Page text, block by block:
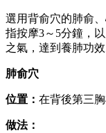
選用背俞穴的肺俞
指按摩3～5分鐘，
之氣，達到養肺功效
肺俞穴
位置： 在背後第三
做法：